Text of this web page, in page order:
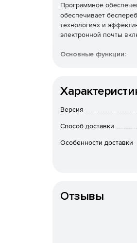
Программное
обеспечивает
технологиях и
электронной почты
Основные функции:
Лицензия Outlook.
Поддержка общих
Основное
Версия
Способ доставки
Особенности доставки
Отзывы